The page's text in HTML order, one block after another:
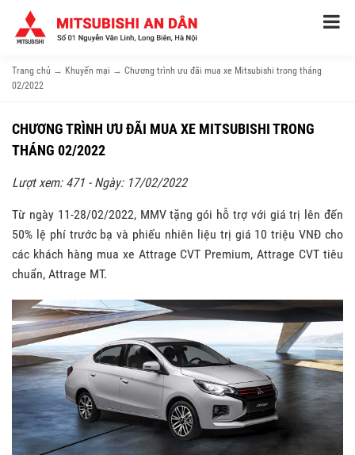
Trang chủ → Khuyến mại → Chương trình ưu đãi mua xe Mitsubishi trong tháng
02/2022
CHƯƠNG TRÌNH ƯU ĐÃI MUA XE MITSUBISHI TRONG
THÁNG 02/2022
Lượt xem: 471 - Ngày: 17/02/2022
Từ ngày 11-28/02/2022, MMV tặng gói hỗ trợ với giá trị lên đến
50% lệ phí trước bạ và phiếu nhiên liệu trị giá 10 triệu VNĐ cho
các khách hàng mua xe Attrage CVT Premium, Attrage CVT tiêu
chuẩn, Attrage MT.